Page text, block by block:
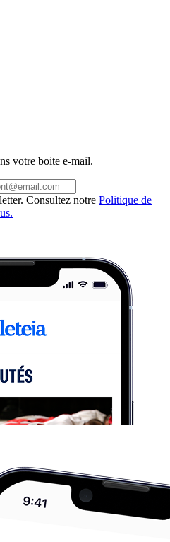
votre boite e-mail.
Consultez notre Politique de